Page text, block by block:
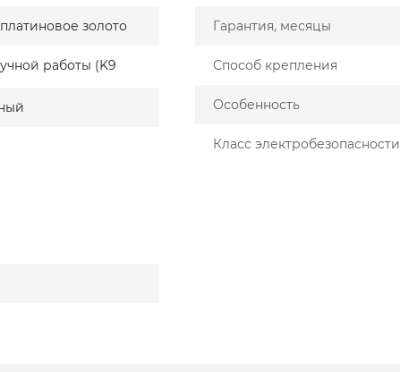
золото
работы (K9
Гарантия, месяцы
Способ крепления
Особенность
Класс электробезопасности